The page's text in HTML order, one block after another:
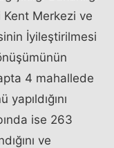
Merkezi ve
İyileştirilmesi
4 mahallede
ise 263
ve